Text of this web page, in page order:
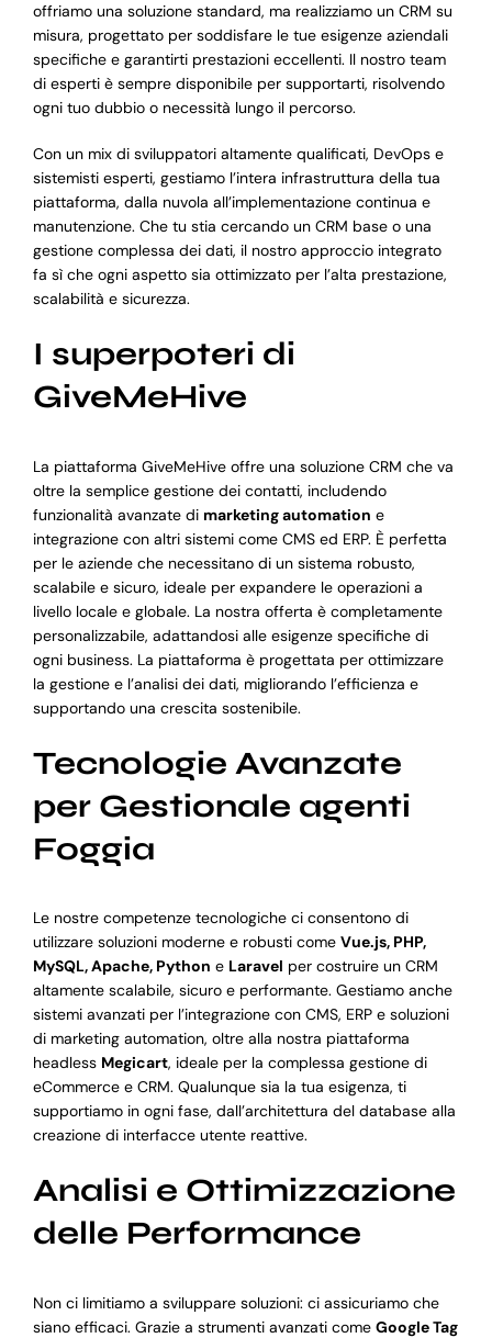
offriamo una soluzione standard, ma realizziamo un CRM su
misura, progettato per soddisfare le tue esigenze aziendali
specifiche e garantirti prestazioni eccellenti. Il nostro team
di esperti è sempre disponibile per supportarti, risolvendo
ogni tuo dubbio o necessità lungo il percorso.
Con un mix di sviluppatori altamente qualificati, DevOps e
sistemisti esperti, gestiamo l’intera infrastruttura della tua
piattaforma, dalla nuvola all’implementazione continua e
manutenzione. Che tu stia cercando un CRM base o una
gestione complessa dei dati, il nostro approccio integrato
fa sì che ogni aspetto sia ottimizzato per l’alta prestazione,
scalabilità e sicurezza.
I superpoteri di
GiveMeHive
La piattaforma GiveMeHive offre una soluzione CRM che va
oltre la semplice gestione dei contatti, includendo
funzionalità avanzate di marketing automation e
integrazione con altri sistemi come CMS ed ERP. È perfetta
per le aziende che necessitano di un sistema robusto,
scalabile e sicuro, ideale per expandere le operazioni a
livello locale e globale. La nostra offerta è completamente
personalizzabile, adattandosi alle esigenze specifiche di
ogni business. La piattaforma è progettata per ottimizzare
la gestione e l’analisi dei dati, migliorando l’efficienza e
supportando una crescita sostenibile.
Tecnologie Avanzate
per Gestionale agenti
Foggia
Le nostre competenze tecnologiche ci consentono di
utilizzare soluzioni moderne e robusti come Vue.js, PHP,
MySQL, Apache, Python e Laravel per costruire un CRM
altamente scalabile, sicuro e performante. Gestiamo anche
sistemi avanzati per l’integrazione con CMS, ERP e soluzioni
di marketing automation, oltre alla nostra piattaforma
headless Megicart, ideale per la complessa gestione di
eCommerce e CRM. Qualunque sia la tua esigenza, ti
supportiamo in ogni fase, dall’architettura del database alla
creazione di interfacce utente reattive.
Analisi e Ottimizzazione
delle Performance
Non ci limitiamo a sviluppare soluzioni: ci assicuriamo che
siano efficaci. Grazie a strumenti avanzati come Google Tag